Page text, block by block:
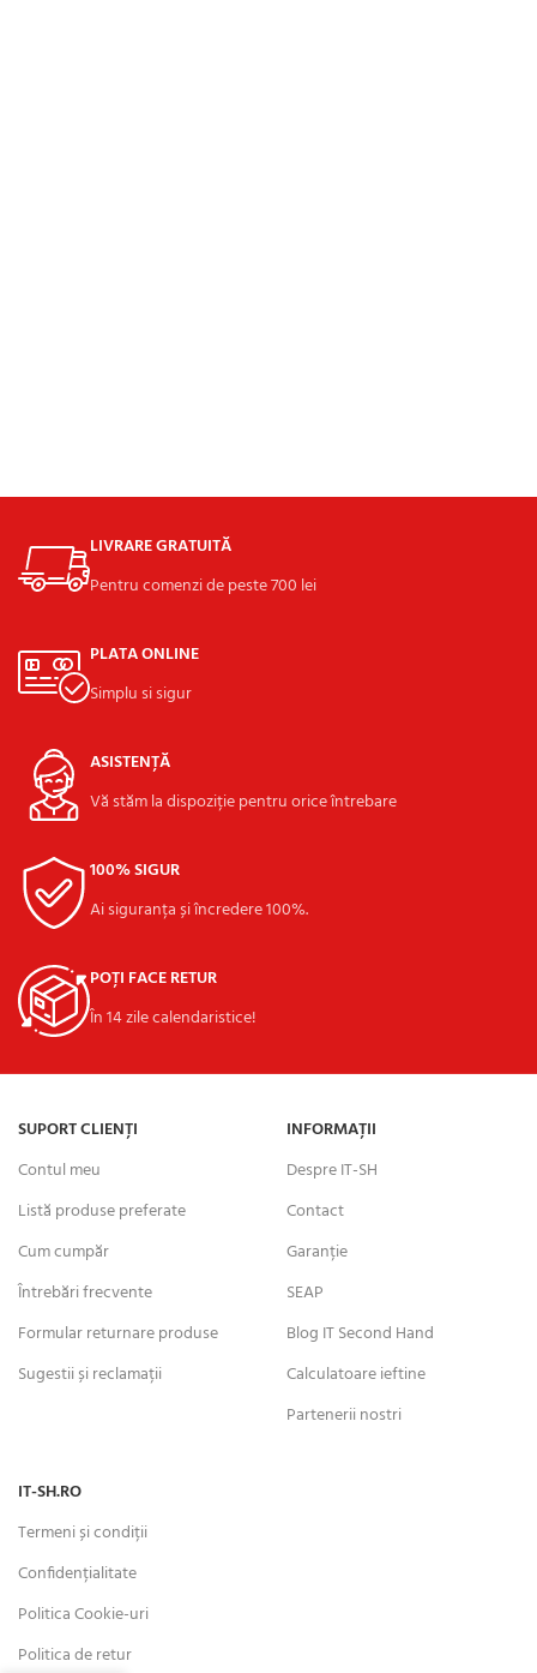
LIVRARE GRATUITĂ
Pentru comenzi de peste 700 lei
PLATA ONLINE
Simplu si sigur
ASISTENȚĂ
Vă stăm la dispoziție pentru orice întrebare
100% SIGUR
Ai siguranța și încredere 100%.
POȚI FACE RETUR
În 14 zile calendaristice!
SUPORT CLIENȚI
Contul meu
Listă produse preferate
Cum cumpăr
Întrebări frecvente
Formular returnare produse
Sugestii și reclamații
INFORMAȚII
Despre IT-SH
Contact
Garanție
SEAP
Blog IT Second Hand
Calculatoare ieftine
Partenerii nostri
IT-SH.RO
Termeni și condiții
Confidențialitate
Politica Cookie-uri
Politica de retur